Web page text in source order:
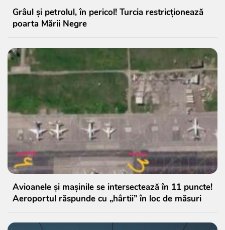
Grâul și petrolul, în pericol! Turcia restricționează
poarta Mării Negre
Avioanele și mașinile se intersectează în 11 puncte!
Aeroportul răspunde cu „hârtii” în loc de măsuri